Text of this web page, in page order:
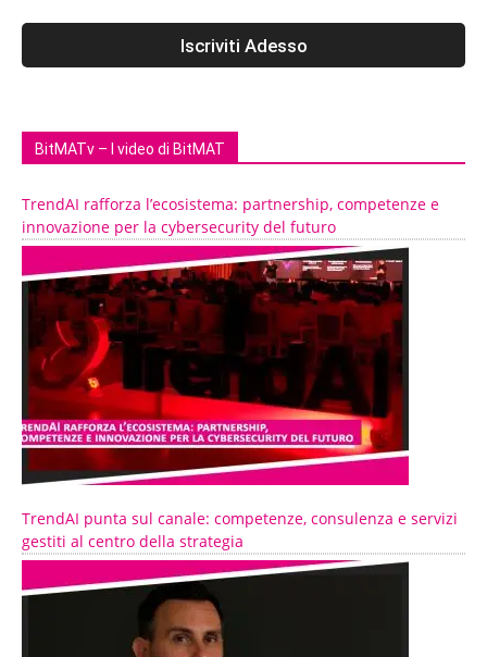
BitMATv – I video di BitMAT
TrendAI rafforza l’ecosistema: partnership, competenze e
innovazione per la cybersecurity del futuro
TrendAI punta sul canale: competenze, consulenza e servizi
gestiti al centro della strategia